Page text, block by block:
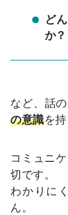
ど
か？
など、話
の意識を持
コミュニ
切です。
わかりに
ん。